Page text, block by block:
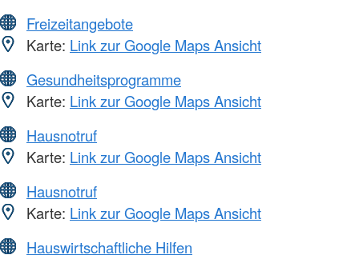
Freizeitangebote
Karte: Link zur Google Maps Ansicht
Gesundheitsprogramme
Karte: Link zur Google Maps Ansicht
Hausnotruf
Karte: Link zur Google Maps Ansicht
Hausnotruf
Karte: Link zur Google Maps Ansicht
Hauswirtschaftliche Hilfen